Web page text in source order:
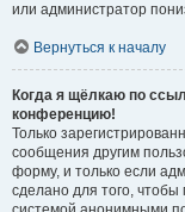
или администратор
Вернуться к началу
Когда я щёлкаю по
конференцию!
Только
сообщения другим
форму, и только если
сделано для того, чтобы